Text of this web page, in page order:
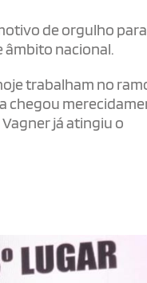
de orgulho
âmbito nacional.
trabalham no
chegou
já atingiu o